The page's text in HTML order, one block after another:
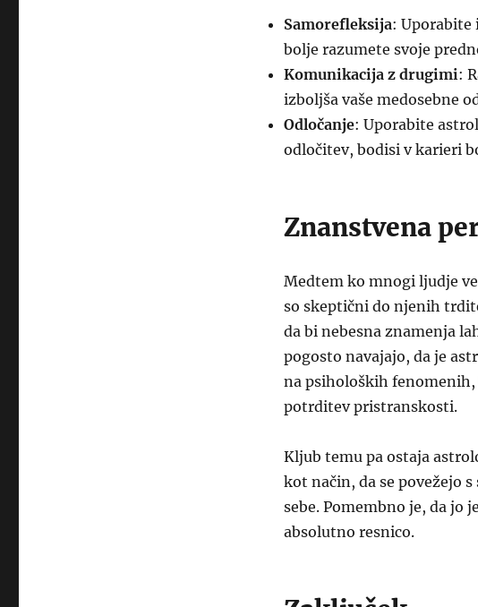
Samorefleksija: Uporabite
bolje razumete svoje
Komunikacija z drugimi:
izboljša vaše medosebne
Odločanje: Uporabite
odločitev, bodisi v karieri
Znanstvena
Medtem ko mnogi ljudje
so skeptični do njenih
da bi nebesna znamenja
pogosto navajajo, da je
na psiholoških fenomenih,
potrditev pristranskosti.
Kljub temu pa ostaja
kot način, da se povežejo
sebe. Pomembno je, da jo
absolutno resnico.